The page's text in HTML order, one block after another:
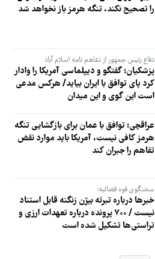
را تصحیح نکند، تنگه هرمز باز نخواهد شد
دفاع رئیس جمهور از تفاهم نامه اسلام آباد
پزشکیان: گفتگو و دیپلماسی آمریکا را وادار
کرد پای توافق با ایران بیاید/ هرکس مدعی
است این گوی و این میدان
عراقچی: توافق با عمان برای بازگشایی تنگه
هرمز کافی نیست، آمریکا باید موارد نقض
تفاهم را جبران کند
سخنگوی قوه قضائیه:
خبرها درباره تبرئه بیژن زنگنه قابل استناد
نیست / ۷۰۰ پرونده درباره تعهدات ارزی و
تراستی‌ها تشکیل شده است